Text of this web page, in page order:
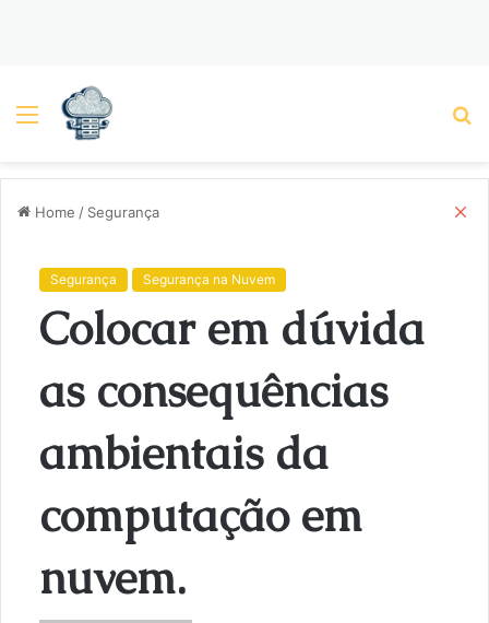
Menu
Home / Segurança
Segurança Segurança na Nuvem
Colocar em dúvida
as consequências
ambientais da
computação em
nuvem.